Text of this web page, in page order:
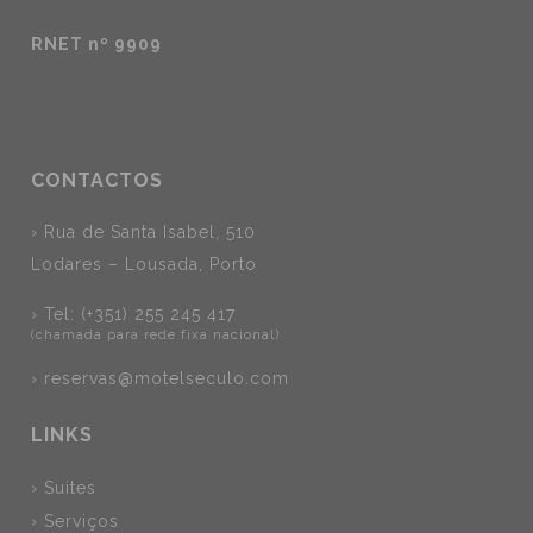
RNET nº 9909
CONTACTOS
› Rua de Santa Isabel, 510
Lodares – Lousada, Porto
› Tel: (+351) 255 245 417
(chamada para rede fixa nacional)
› reservas@motelseculo.com
LINKS
› Suites
› Serviços